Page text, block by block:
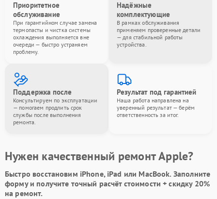
Приоритетное
обслуживание
При гарантийном случае замена
термопасты и чистка системы
охлаждения выполняется вне
очереди — быстро устраняем
проблему.
Надёжные
комплектующие
В рамках обслуживания
применяем проверенные детали
— для стабильной работы
устройства.
Поддержка после
Консультируем по эксплуатации
— помогаем продлить срок
службы после выполнения
ремонта.
Результат под гарантией
Наша работа направлена на
уверенный результат — берём
ответственность за итог.
Нужен качественный ремонт Apple?
Быстро восстановим iPhone, iPad или MacBook. Заполните
формуи получите точный расчёт стоимости +скидку 20%
на ремонт.